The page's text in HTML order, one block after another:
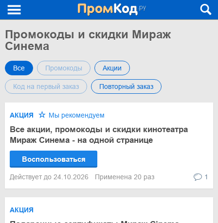
Промокоды и скидки Мираж
Синема
Все Промокоды Акции
Код на первый заказ Повторный заказ
АКЦИЯ Мы рекомендуем
Все акции, промокоды и скидки кинотеатра
Мираж Синема - на одной странице
Воспользоваться
Действует до 24.10.2026 Применена 20 раз 1
АКЦИЯ